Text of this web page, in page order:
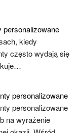
personalizowane
kiedy
często wydają się
personalizowane
personalizowane
na wyrażenie